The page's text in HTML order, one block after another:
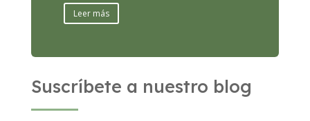
Leer más
Suscríbete a nuestro blog